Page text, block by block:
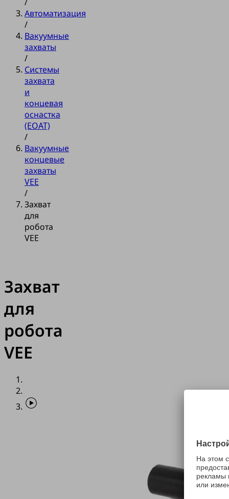
Автоматизация
/
Вакуумные
захваты
/
Системы
захвата
и
концевая
оснастка
(EOAT)
/
Вакуумные
концевые
захваты
VEE
/
Захват
для
робота
VEE
Захват
для
робота
VEE